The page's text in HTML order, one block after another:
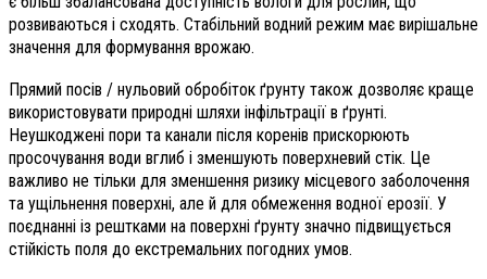
розвиваються і сходять. Стабільний водний режим має вирішальне
значення для формування врожаю.
Прямий посів / нульовий обробіток ґрунту також дозволяє краще
використовувати природні шляхи інфільтрації в ґрунті.
Неушкоджені пори та канали після коренів прискорюють
просочування води вглиб і зменшують поверхневий стік. Це
важливо не тільки для зменшення ризику місцевого заболочення
та ущільнення поверхні, але й для обмеження водної ерозії. У
поєднанні із рештками на поверхні ґрунту значно підвищується
стійкість поля до екстремальних погодних умов.